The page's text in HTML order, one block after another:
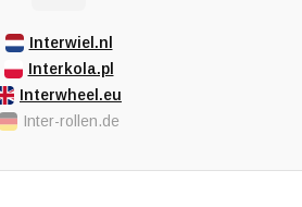
Interwiel.nl
Interkola.pl
Interwheel.eu
Inter-rollen.de